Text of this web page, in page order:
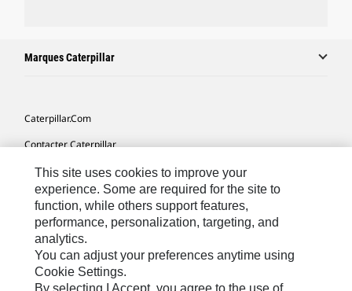
Marques Caterpillar
Caterpillar.com
Contacter Caterpillar
Mes Préférences Marketing
Plan Du Site
Cookie Settings
Mentions Légales
Confidentialité
This site uses cookies to improve your
experience. Some are required for the site to
function, while others support features,
performance, personalization, targeting, and
analytics.
You can adjust your preferences anytime using
Cookie Settings.
By selecting I Accept, you agree to the use of